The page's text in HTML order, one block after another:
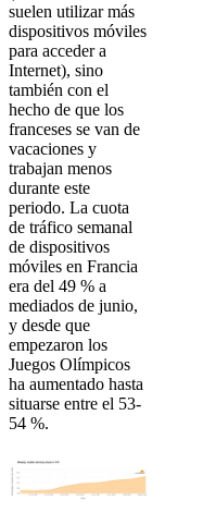
suelen utilizar más
dispositivos móviles
para acceder a
Internet), sino
también con el
hecho de que los
franceses se van de
vacaciones y
trabajan menos
durante este
periodo. La cuota
de tráfico semanal
de dispositivos
móviles en Francia
era del 49 % a
mediados de junio,
y desde que
empezaron los
Juegos Olímpicos
ha aumentado hasta
situarse entre el 53-
54 %.